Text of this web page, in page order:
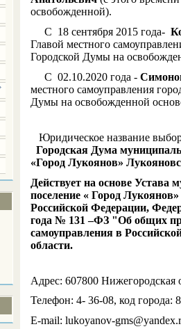
освобожденной).
С 18 сентября 2015 года-
Главой местного
Городской Думы на
С 02.10.2020 года -
местного самоуправления
Думы на освобожденной
Юридическое название
Городская Дума
«Город Лукоянов»
Действует на основе Устава
поселение « Город
Российской Федерации,
года № 131 –ФЗ "Об общих
самоуправления в
области.
Адрес: 607800 Нижегородская
Телефон: 4- 36-08, код города:
E-mail: lukoyanov-